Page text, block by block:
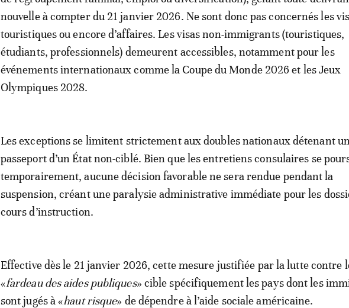
nouvelle à compter du 21 janvier 2026. Ne sont donc pas concernés les
touristiques ou encore d’affaires. Les visas non-immigrants (touristiques,
étudiants, professionnels) demeurent accessibles, notamment pour les
événements internationaux comme la Coupe du Monde 2026 et les Jeux
Olympiques 2028.
Les exceptions se limitent strictement aux doubles nationaux détenant un
passeport d’un État non-ciblé. Bien que les entretiens consulaires se
temporairement, aucune décision favorable ne sera rendue pendant la
suspension, créant une paralysie administrative immédiate pour les
cours d’instruction.
Effective dès le 21 janvier 2026, cette mesure justifiée par la lutte contre
«fardeau des aides publiques» cible spécifiquement les pays dont les
sont jugés à «haut risque» de dépendre à l’aide sociale américaine.